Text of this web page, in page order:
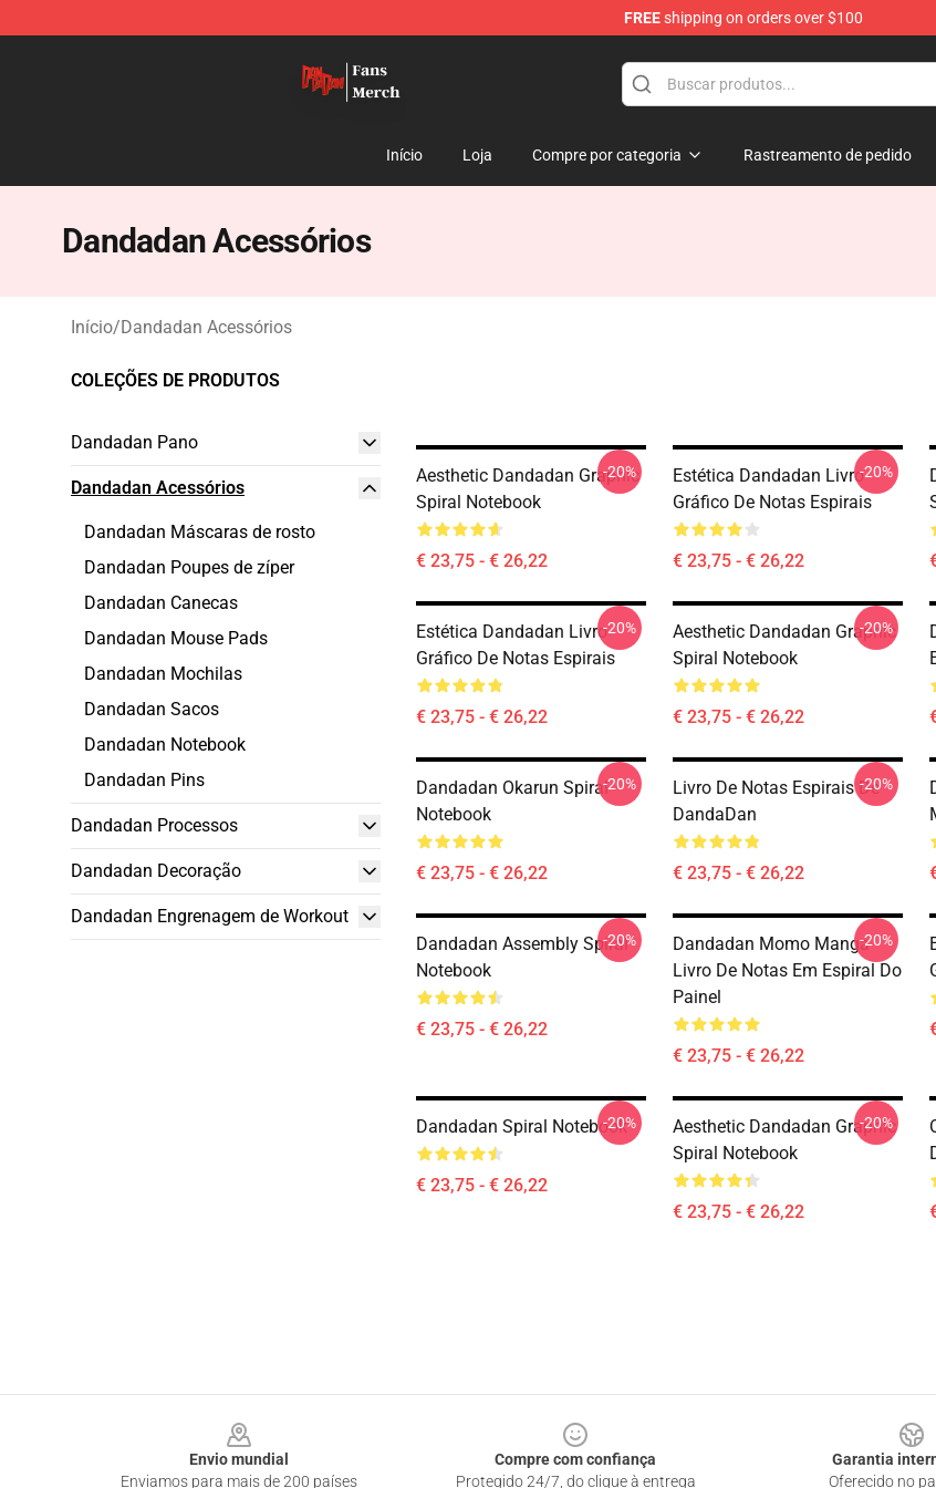
FREEshipping on orders over $100
Início Loja Compre por categoria Rastreamento de pedido
Dandadan Acessórios
Início/Dandadan Acessórios
COLEÇÕES DE PRODUTOS
Dandadan Pano
Dandadan Acessórios
Dandadan Máscaras de rosto
Dandadan Poupes de zíper
Dandadan Canecas
Dandadan Mouse Pads
Dandadan Mochilas
Dandadan Sacos
Dandadan Notebook
Dandadan Pins
Dandadan Processos
Dandadan Decoração
Dandadan Engrenagem de Workout
Aesthetic Dandadan Graphic
Spiral Notebook
€ 23,75 - € 26,22
-20%
Estética Dandadan Livro
Gráfico De Notas Espirais
€ 23,75 - € 26,22
-20%
Estética Dandadan Livro
Gráfico De Notas Espirais
€ 23,75 - € 26,22
-20%
Aesthetic Dandadan Graphic
Spiral Notebook
€ 23,75 - € 26,22
-20%
Dandadan Okarun Spiral
Notebook
€ 23,75 - € 26,22
-20%
Livro De Notas Espirais De
DandaDan
€ 23,75 - € 26,22
-20%
Dandadan Assembly Spiral
Notebook
€ 23,75 - € 26,22
-20%
Dandadan Momo Manga
Livro De Notas Em Espiral Do
Painel
€ 23,75 - € 26,22
-20%
Dandadan Spiral Notebook
€ 23,75 - € 26,22
-20%
Aesthetic Dandadan Graphic
Spiral Notebook
€ 23,75 - € 26,22
-20%
Envio mundial
Enviamos para mais de 200 países
Compre com confiança
Protegido 24/7, do clique à entrega
Garantia
Oferecido no